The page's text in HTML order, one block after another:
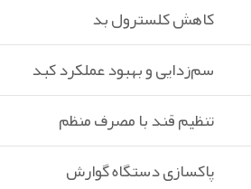
کاهش کلسترول بد
سم‌زدایی و بهبود عملکرد کبد
تنظیم قند با مصرف منظم
پاکسازی دستگاه گوارش